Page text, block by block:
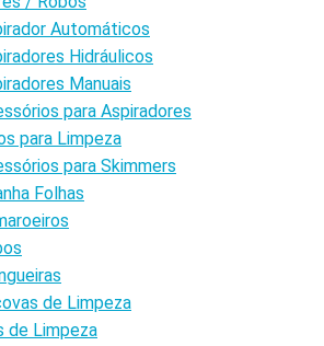
Automáticos
Hidráulicos
Manuais
para Aspiradores
para Limpeza
para Skimmers
Folhas
de Limpeza
de Limpeza